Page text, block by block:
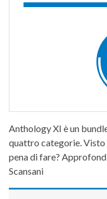
Anthology XI è un
quattro categorie. Visto
pena di fare?
Scansani